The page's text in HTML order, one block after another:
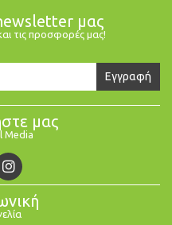
μας
τις προσφορές μας!
Εγγραφή
μας
Media